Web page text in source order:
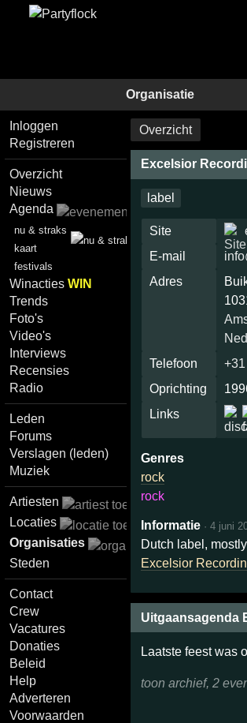
Organisatie
Inloggen
Registreren
Overzicht
Nieuws
Agenda
nu & straks
kaart
festivals
WinactiesWIN
Trends
Foto's
Video's
Interviews
Recensies
Radio
Leden
Forums
Verslagen (leden)
Muziek
Artiesten
Locaties
Organisaties
Steden
Contact
Crew
Vacatures
Donaties
Beleid
Help
Adverteren
Voorwaarden
Overzicht
Excelsior
label
Site
E-mail
Adres
Telefoon
Oprichting
Links
Genres
rock
rock
Informatie · 4 juni
Dutch label,
Excelsior
Uitgaansagenda
Laatste feest was
toon archief, 2